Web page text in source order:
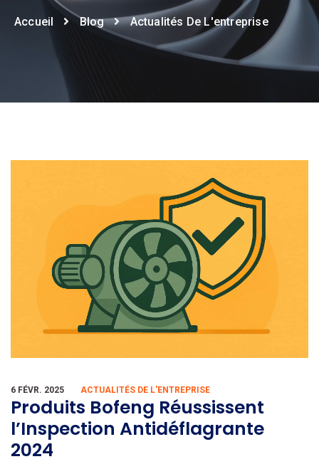
Accueil Blog Actualités De L'entreprise
6 FÉVR. 2025 ACTUALITÉS DE L'ENTREPRISE
Produits Bofeng Réussissent
l’Inspection Antidéflagrante
2024